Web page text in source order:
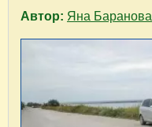
Автор: Яна Баранова